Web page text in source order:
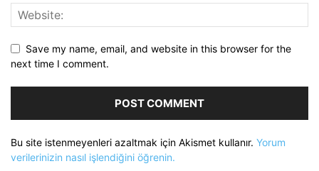
Save my name, email, and website in this browser for the
next time I comment.
Bu site istenmeyenleri azaltmak için Akismet kullanır. Yorum
verilerinizin nasıl işlendiğini öğrenin.